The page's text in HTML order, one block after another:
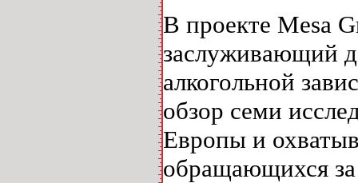
В проекте Mesa
заслуживающий
алкогольной
обзор семи
Европы и
обращающихся